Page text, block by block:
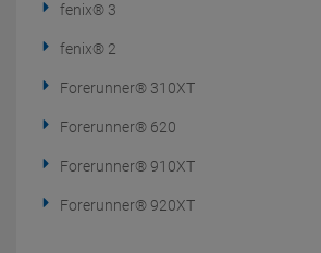
fenix® 3
fenix® 2
Forerunner® 310XT
Forerunner® 620
Forerunner® 910XT
Forerunner® 920XT